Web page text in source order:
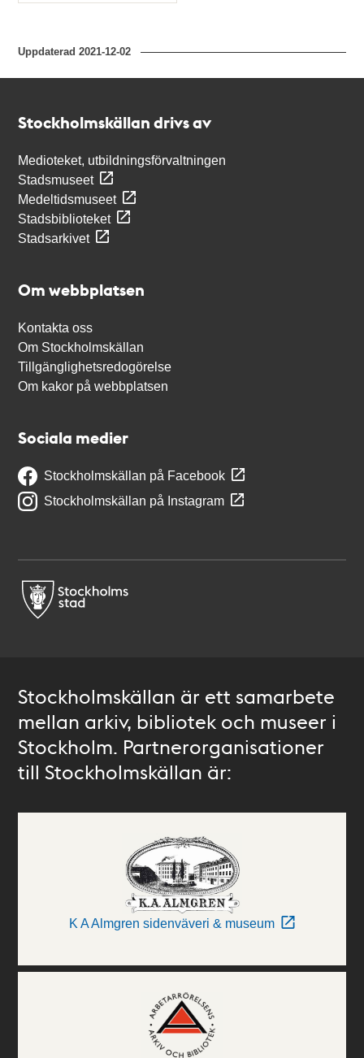
Uppdaterad2021-12-02
Stockholmskällan drivs av
Medioteket, utbildningsförvaltningen
Stadsmuseet
Medeltidsmuseet
Stadsbiblioteket
Stadsarkivet
Om webbplatsen
Kontakta oss
Om Stockholmskällan
Tillgänglighetsredogörelse
Om kakor på webbplatsen
Sociala medier
Stockholmskällan på Facebook
Stockholmskällan på Instagram
Stockholmskällan är ett samarbete
mellan arkiv, bibliotek och museer i
Stockholm. Partnerorganisationer
till Stockholmskällan är:
K A Almgren sidenväveri & museum